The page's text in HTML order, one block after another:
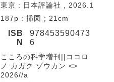
東京 : 日本評論社 , 2026.1
187p : 挿図 ; 21cm
ISB
N
978453590473
6
こころの科学増刊||ココロ
ノ カガク ゾウカン <>
2026//a